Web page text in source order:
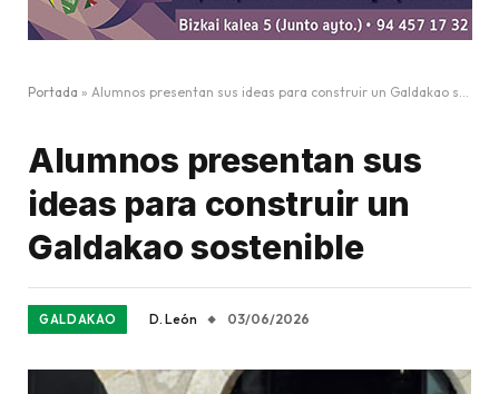
Portada » Alumnos presentan sus ideas para construir un Galdakao sostenible
Alumnos presentan sus
ideas para construir un
Galdakao sostenible
GALDAKAO D. León 03/06/2026